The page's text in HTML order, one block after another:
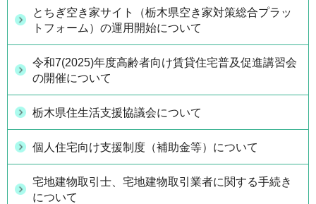
とちぎ空き家サイト（栃木県空き家対策総合プラッ
トフォーム）の運用開始について
令和7(2025)年度高齢者向け賃貸住宅普及促進講習会
の開催について
栃木県住生活支援協議会について
個人住宅向け支援制度（補助金等）について
宅地建物取引士、宅地建物取引業者に関する手続き
について